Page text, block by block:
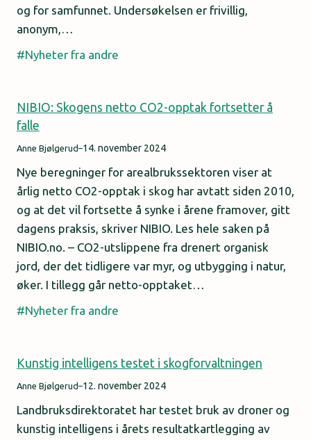
og for samfunnet. Undersøkelsen er frivillig,
anonym,…
Nyheter fra andre
NIBIO: Skogens netto CO2-opptak fortsetter å
falle
Anne Bjølgerud–14. november 2024
Nye beregninger for arealbrukssektoren viser at
årlig netto CO2-opptak i skog har avtatt siden 2010,
og at det vil fortsette å synke i årene framover, gitt
dagens praksis, skriver NIBIO. Les hele saken på
NIBIO.no. – CO2-utslippene fra drenert organisk
jord, der det tidligere var myr, og utbygging i natur,
øker. I tillegg går netto-opptaket…
Nyheter fra andre
Kunstig intelligens testet i skogforvaltningen
Anne Bjølgerud–12. november 2024
Landbruksdirektoratet har testet bruk av droner og
kunstig intelligens i årets resultatkartlegging av